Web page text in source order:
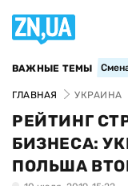
ВАЖНЫЕ ТЕМЫ
ГЛАВНАЯ УКРАИНА
РЕЙТИНГ
БИЗНЕСА:
ПОЛЬША